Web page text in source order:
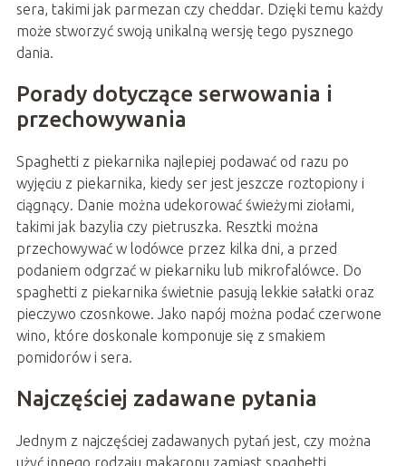
sera, takimi jak parmezan czy cheddar. Dzięki temu każdy
może stworzyć swoją unikalną wersję tego pysznego
dania.
Porady dotyczące serwowania i
przechowywania
Spaghetti z piekarnika najlepiej podawać od razu po
wyjęciu z piekarnika, kiedy ser jest jeszcze roztopiony i
ciągnący. Danie można udekorować świeżymi ziołami,
takimi jak bazylia czy pietruszka. Resztki można
przechowywać w lodówce przez kilka dni, a przed
podaniem odgrzać w piekarniku lub mikrofalówce. Do
spaghetti z piekarnika świetnie pasują lekkie sałatki oraz
pieczywo czosnkowe. Jako napój można podać czerwone
wino, które doskonale komponuje się z smakiem
pomidorów i sera.
Najczęściej zadawane pytania
Jednym z najczęściej zadawanych pytań jest, czy można
użyć innego rodzaju makaronu zamiast spaghetti.